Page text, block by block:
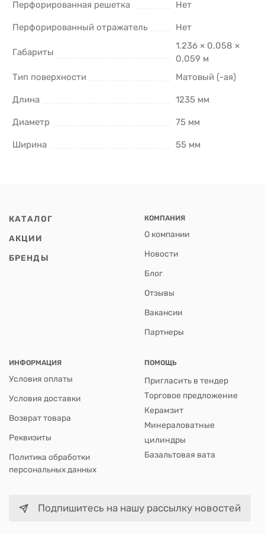
Перфорированная решетка Нет
Перфорированный отражатель Нет
Габариты
1.236 × 0.058 ×
0.059 м
Тип поверхности
Матовый (-ая)
Длина 1235 мм
Диаметр 75 мм
Ширина 55 мм
КАТАЛОГ
АКЦИИ
БРЕНДЫ
КОМПАНИЯ
О компании
Новости
Блог
Отзывы
Вакансии
Партнеры
ИНФОРМАЦИЯ
Условия оплаты
Условия доставки
Возврат товара
Реквизиты
Политика обработки
персональных данных
ПОМОЩЬ
Пригласить в тендер
Торговое предложение
Керамзит
Минераловатные
цилиндры
Базальтовая вата
Подпишитесь на нашу рассылку новостей